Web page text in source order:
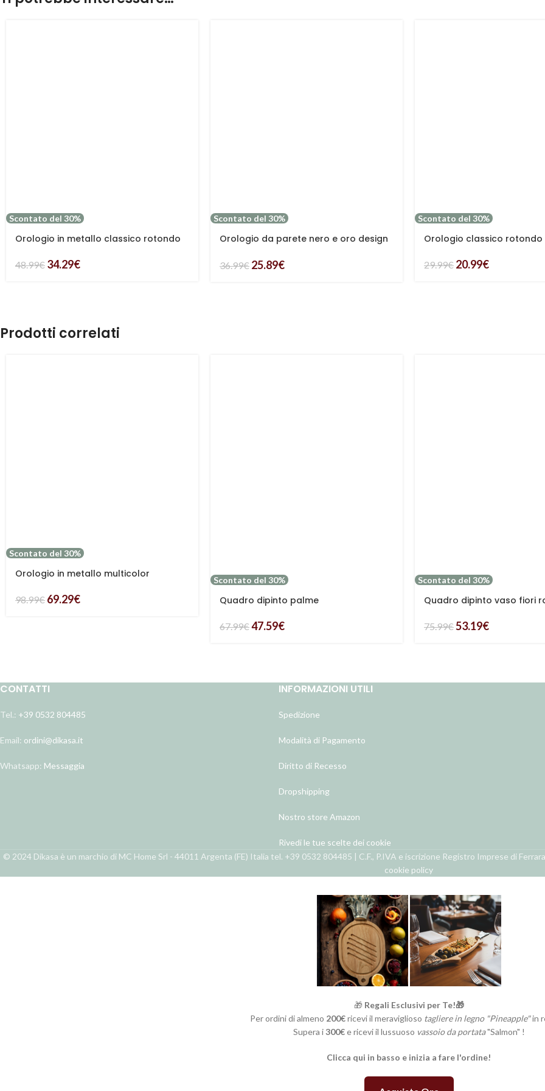
Scontato del 30%
Orologio in metallo classico rotondo
48.99€ 34.29€
Scontato del 30%
Orologio da parete nero e oro design
36.99€ 25.89€
Scontato del 30%
Orologio classico rotondo
29.99€ 20.99€
Prodotti correlati
Scontato del 30%
Orologio in metallo multicolor
98.99€ 69.29€
Scontato del 30%
Quadro dipinto palme
67.99€47.59€
Scontato del 30%
Quadro dipinto vaso fiori
75.99€53.19€
CONTATTI
Tel.: +39 0532 804485
Email: ordini@dikasa.it
Whatsapp: Messaggia
INFORMAZIONI UTILI
Spedizione
Modalità di Pagamento
Diritto di Recesso
Dropshipping
Nostro store Amazon
Rivedi le tue scelte dei cookie
© 2024 Dikasa è un marchio di MC Home Srl - 44011 Argenta (FE) Italia tel. +39 0532 804485 | C.F., P.IVA e iscrizione Registro Imprese di
cookie policy
🎁 Regali Esclusivi per Te!🎁
Per ordini di almeno 200€ricevi il meraviglioso tagliere in legno "Pineapple"in
Supera i300€e ricevi il lussuoso vassoio da portata"Salmon" !
Clicca qui in basso e inizia a fare l'ordine!